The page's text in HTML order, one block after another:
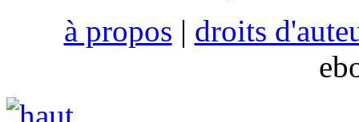
à propos | droits